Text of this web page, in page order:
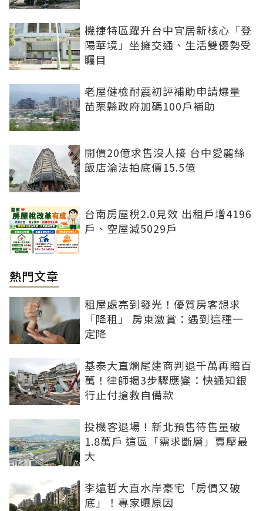
機捷特區躍升台中宜居新核心「登
陽華境」坐擁交通、生活雙優勢受
矚目
老屋健檢耐震初評補助申請爆量
苗栗縣政府加碼100戶補助
開價20億求售沒人接 台中愛麗絲
飯店淪法拍底價15.5億
台南房屋稅2.0見效 出租戶增4196
戶、空屋減5029戶
熱門文章
租屋處亮到發光！優質房客想求
「降租」 房東激賞：遇到這種一
定降
基泰大直爛尾建商判退千萬再賠百
萬！律師揭3步驟應變：快通知銀
行止付搶救自備款
投機客退場！新北預售待售量破
1.8萬戶 這區「需求斷層」賣壓最
大
李遠哲大直水岸豪宅「房價又破
底」！專家曝原因